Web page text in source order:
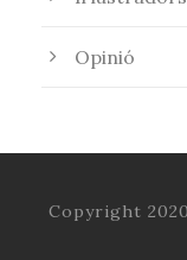
Opinió
Copyright